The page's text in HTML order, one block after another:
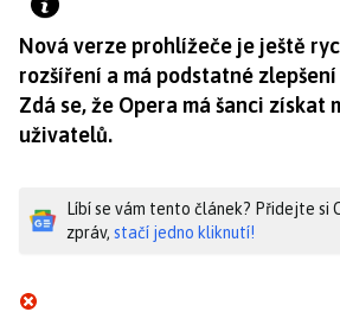
Nová verze prohlížeče je ještě
rozšíření a má podstatné
Zdá se, že Opera má šanci získat
uživatelů.
Líbí se vám tento článek? Přidejte si
zpráv, stačí jedno kliknutí!